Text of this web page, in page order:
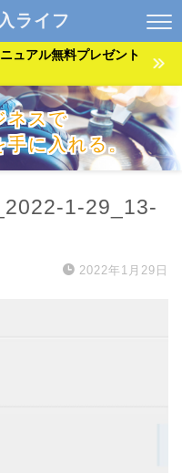
ライフ
ュアル無料プレゼント
ネスで
手に入れる。
中。
1-29_13-
2022年1月29日